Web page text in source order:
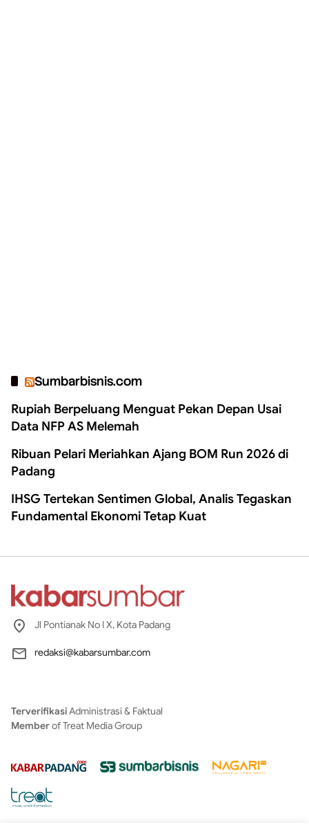
Sumbarbisnis.com
Rupiah Berpeluang Menguat Pekan Depan Usai
Data NFP AS Melemah
Ribuan Pelari Meriahkan Ajang BOM Run 2026 di
Padang
IHSG Tertekan Sentimen Global, Analis Tegaskan
Fundamental Ekonomi Tetap Kuat
Jl Pontianak No I X, Kota Padang
redaksi@kabarsumbar.com
TerverifikasiAdministrasi & Faktual
Memberof Treat Media Group